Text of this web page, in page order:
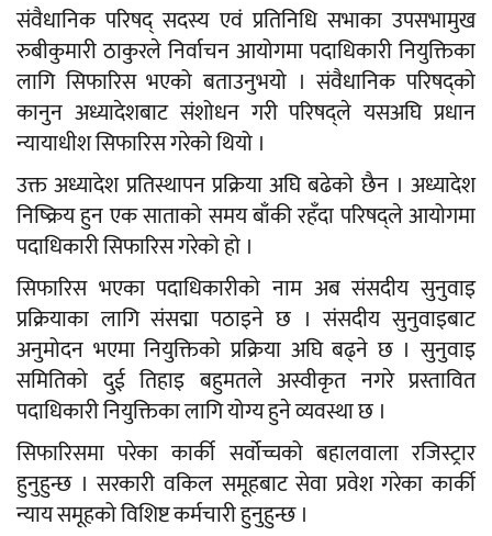
संवैधानिक परिषद् सदस्य एवं प्रतिनिधि सभाका उपसभामुख
रुबीकुमारी ठाकुरले निर्वाचन आयोगमा पदाधिकारी नियुक्तिका
लागि सिफारिस भएको बताउनुभयो । संवैधानिक परिषद्को
कानुन अध्यादेशबाट संशोधन गरी परिषद्ले यसअघि प्रधान
न्यायाधीश सिफारिस गरेको थियो ।
उक्त अध्यादेश प्रतिस्थापन प्रक्रिया अघि बढेको छैन । अध्यादेश
निष्क्रिय हुन एक साताको समय बाँकी रहँदा परिषद्ले आयोगमा
पदाधिकारी सिफारिस गरेको हो ।
सिफारिस भएका पदाधिकारीको नाम अब संसदीय सुनुवाइ
प्रक्रियाका लागि संसद्मा पठाइने छ । संसदीय सुनुवाइबाट
अनुमोदन भएमा नियुक्तिको प्रक्रिया अघि बढ्ने छ । सुनुवाइ
समितिको दुई तिहाइ बहुमतले अस्वीकृत नगरे प्रस्तावित
पदाधिकारी नियुक्तिका लागि योग्य हुने व्यवस्था छ ।
सिफारिसमा परेका कार्की सर्वोच्चको बहालवाला रजिस्ट्रार
हुनुहुन्छ । सरकारी वकिल समूहबाट सेवा प्रवेश गरेका कार्की
न्याय समूहको विशिष्ट कर्मचारी हुनुहुन्छ ।